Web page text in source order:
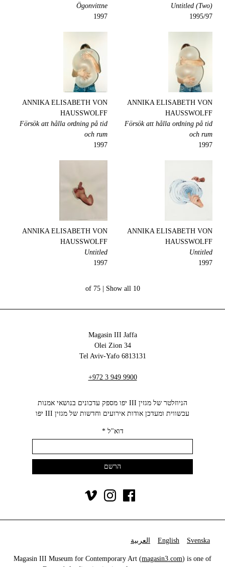
Untitled (Two)
1995/97
Ögonvittne
1997
ANNIKA ELISABETH VON
HAUSSWOLFF
Försök att hålla ordning på tid
och rum
1997
ANNIKA ELISABETH VON
HAUSSWOLFF
Försök att hålla ordning på tid
och rum
1997
ANNIKA ELISABETH VON
HAUSSWOLFF
Untitled
1997
ANNIKA ELISABETH VON
HAUSSWOLFF
Untitled
1997
10 of 75 |
Show all
Magasin III Jaffa
34 Olei Zion
6813131 Tel Aviv-Yafo
+972 3 949 9900
הניוזלטר של מגזין III יפו מספק עדכונים בנושאי אמנות
עכשווית ומעדכן אודות אירועים וחדשות של מגזין III יפו‬
דוא"ל*
Svenska
English العربية
Magasin III Museum for Contemporary Art (magasin3.com) is one of